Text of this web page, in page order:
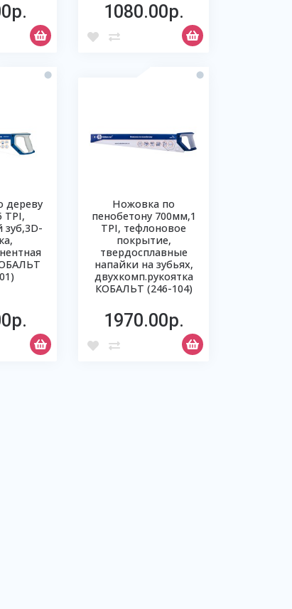
1080.00р.
дереву
ТРI,
зуб,3D-
Ножовка по
пенобетону 700мм,1
ТРI, тефлоновое
покрытие,
твердосплавные
напайки на зубьях,
двухкомп.рукоятка
КОБАЛЬТ (246-104)
1970.00р.